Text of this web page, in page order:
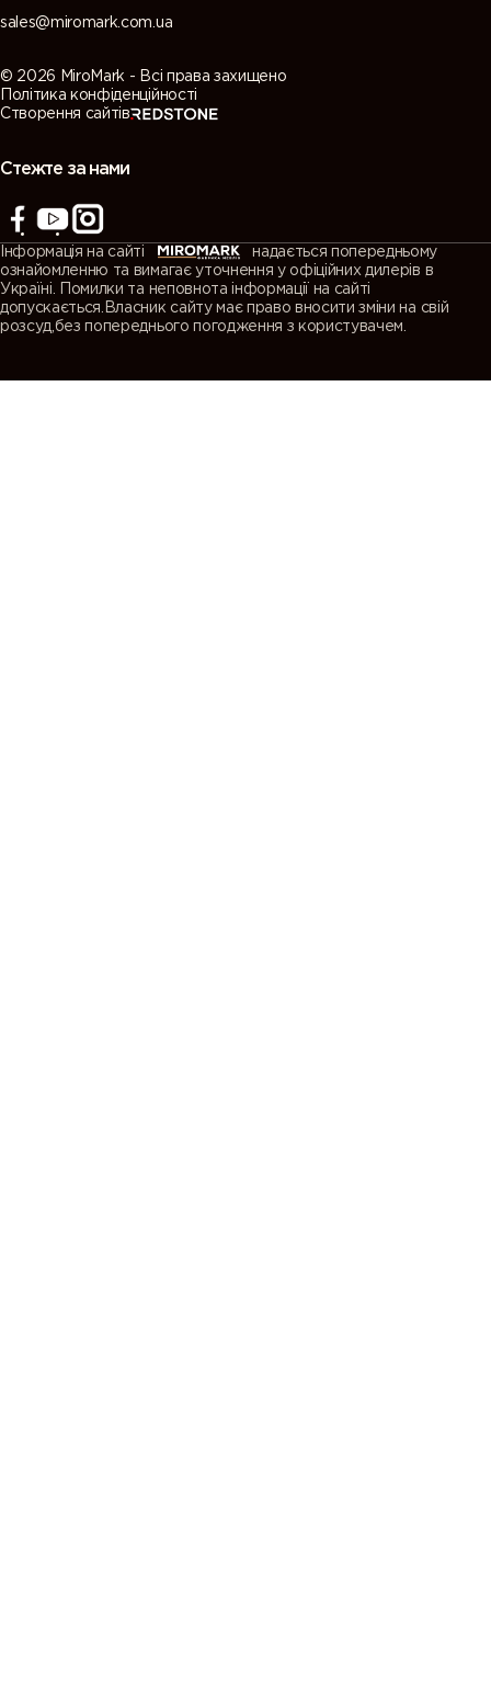
sales@miromark.com.ua
© 2026 MiroMark - Всі права захищено
Політика конфіденційності
Створення сайтів
Стежте за нами
Інформація на сайті
надається попередньому
ознайомленню та вимагає уточнення у офіційних дилерів в
Україні. Помилки та неповнота інформації на сайті
допускається.Власник сайту має право вносити зміни на свій
розсуд,без попереднього погодження з користувачем.